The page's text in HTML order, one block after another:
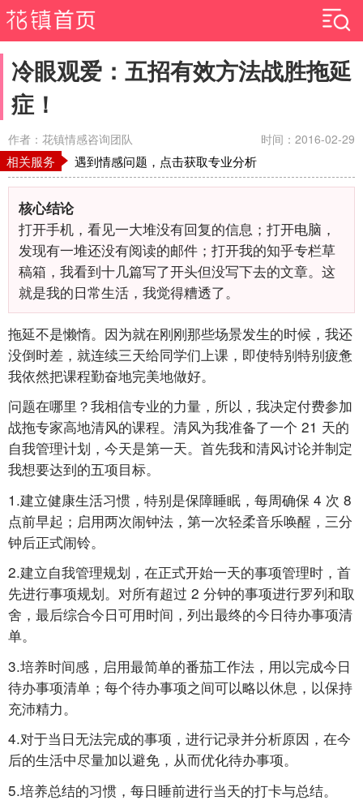
冷眼观爱：五招有效方法战胜拖延
症！
作者：花镇情感咨询团队 时间：2016-02-29
相关服务 遇到情感问题，点击获取专业分析
核心结论
打开手机，看见一大堆没有回复的信息；打开电脑，
发现有一堆还没有阅读的邮件；打开我的知乎专栏草
稿箱，我看到十几篇写了开头但没写下去的文章。这
就是我的日常生活，我觉得糟透了。
拖延不是懒惰。因为就在刚刚那些场景发生的时候，我还
没倒时差，就连续三天给同学们上课，即使特别特别疲惫
我依然把课程勤奋地完美地做好。
问题在哪里？我相信专业的力量，所以，我决定付费参加
战拖专家高地清风的课程。清风为我准备了一个 21 天的
自我管理计划，今天是第一天。首先我和清风讨论并制定
我想要达到的五项目标。
1.建立健康生活习惯，特别是保障睡眠，每周确保 4 次 8
点前早起；启用两次闹钟法，第一次轻柔音乐唤醒，三分
钟后正式闹铃。
2.建立自我管理规划，在正式开始一天的事项管理时，首
先进行事项规划。对所有超过 2 分钟的事项进行罗列和取
舍，最后综合今日可用时间，列出最终的今日待办事项清
单。
3.培养时间感，启用最简单的番茄工作法，用以完成今日
待办事项清单；每个待办事项之间可以略以休息，以保持
充沛精力。
4.对于当日无法完成的事项，进行记录并分析原因，在今
后的生活中尽量加以避免，从而优化待办事项。
5.培养总结的习惯，每日睡前进行当天的打卡与总结。